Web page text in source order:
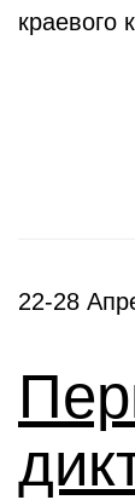
краевого
22-28